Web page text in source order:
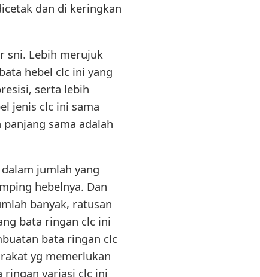
dan di keringkan
sni. Lebih merujuk
hebel clc ini yang
serta lebih
jenis clc ini sama
sama adalah
jumlah yang
hebelnya. Dan
banyak, ratusan
bata ringan clc ini
bata ringan clc
yg memerlukan
ringan variasi clc ini